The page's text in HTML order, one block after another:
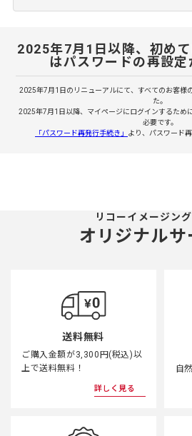
2025年7月1日以降、初め
はパスワードの再設定
2025年7月1日のリニューアルにて、すべてのお客様
た。
2025年7月1日以降、マイページにログインするため
必要です。
「パスワード再発行手続き」 より、パスワード
リコーイメージン
オリジナルサ
送料無料
ご購入金額が3,300円(税込)以
上で送料無料！
詳しく見る
自